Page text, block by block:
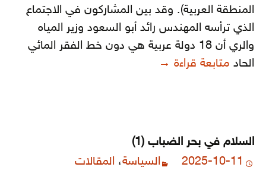
المنطقة العربية). وقد بين المشاركون في الاجتماع
الذي ترأسه المهندس رائد أبو السعود وزير المياه
والري أن 18 دولة عربية هي دون خط الفقر المائي
الحاد متابعة قراءة المياه والغذاء والبيئة.. في اللقاءات
→
السلام في بحر الضباب (1)
2025-10-11
السياسة، المقالات